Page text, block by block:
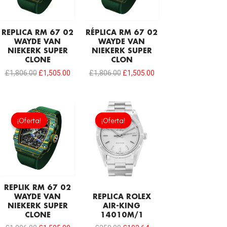
REPLICA RM 67 02
WAYDE VAN
NIEKERK SUPER
CLONE
£1,806.00 £1,505.00
RÉPLICA RM 67 02
WAYDE VAN
NIEKERK SUPER
CLON
£1,806.00 £1,505.00
¡Oferta!
¡Oferta!
REPLIK RM 67 02
WAYDE VAN
NIEKERK SUPER
CLONE
El
precio
original
era:
£1,806.00.
£1,505.00.
¡Oferta!
¡Oferta!
REPLICA ROLEX
AIR-KING
14010M/1
El
precio
original
era:
£258.00.